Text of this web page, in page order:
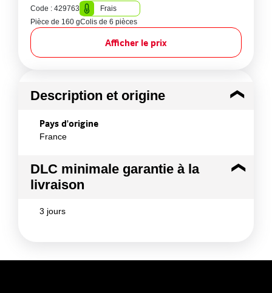
Code : 429763
Frais
Pièce de 160 gColis de 6 pièces
Afficher le prix
Description et origine
Pays d'origine
France
DLC minimale garantie à la
livraison
3 jours